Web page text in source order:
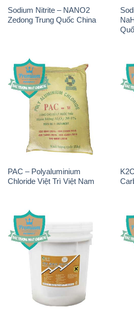
Chlorine – Clorin 70% Hàn
Quốc Korea
THÔNG TIN
Giới thiệu
Sản phẩm
Chính sách và quy định chung
Tin tức
Liên hệ